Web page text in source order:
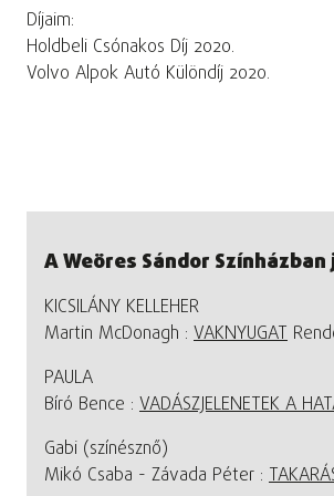
Díjaim:
Holdbeli Csónakos Díj 2020.
Volvo Alpok Autó Különdíj 2020.
A Weöres Sándor
KICSILÁNY KELLEHER
Martin McDonagh : VAKNYUGAT
PAULA
Bíró Bence : VADÁSZJELENETEK A
Gabi (színésznő)
Mikó Csaba - Závada Péter :